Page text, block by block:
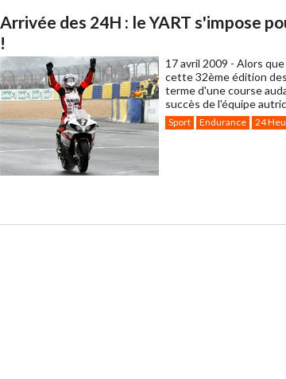
Arrivée des 24H : le YART s'impose
!
17 avril 2009 - Alors
cette 32ème édition
terme d'une course
succès de l'équipe
Sport Endurance 24